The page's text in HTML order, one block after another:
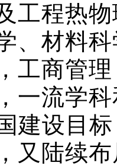
工程热
、材料
工商管
一流学
建设目
又陆续